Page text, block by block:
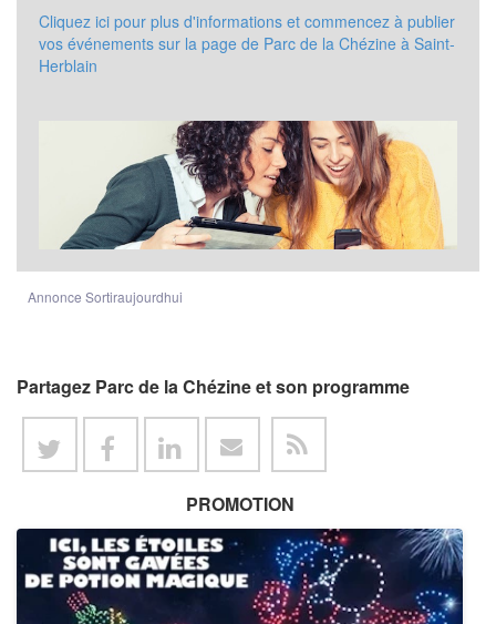
Cliquez ici pour plus d'informations et commencez à publier
vos événements sur la page de Parc de la Chézine à Saint-
Herblain
Annonce Sortiraujourdhui
Partagez Parc de la Chézine et son programme
PROMOTION